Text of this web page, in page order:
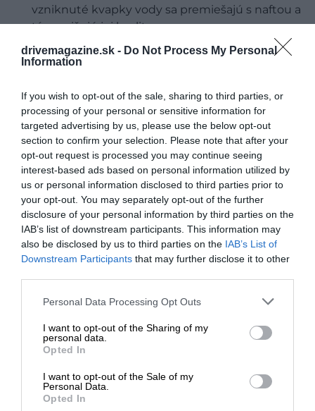
drivemagazine.sk - Do Not Process My Personal
Information
If you wish to opt-out of the sale, sharing to third parties, or
processing of your personal or sensitive information for
targeted advertising by us, please use the below opt-out
section to confirm your selection. Please note that after your
opt-out request is processed you may continue seeing
interest-based ads based on personal information utilized by
us or personal information disclosed to third parties prior to
your opt-out. You may separately opt-out of the further
disclosure of your personal information by third parties on the
IAB’s list of downstream participants. This information may
also be disclosed by us to third parties on the IAB’s List of
Downstream Participants that may further disclose it to other
Please note that this website/app uses one or more Google
not limited to your visit or usage behaviour. You may click to
grant or deny consent to Google and its third-party tags to
use your data for below specified purposes in below Google
consent section.
Personal Data Processing Opt Outs
I want to opt-out of the Sharing of my
personal data.
Opted In
I want to opt-out of the Sale of my
Personal Data.
Opted In
vzniknuté kvapky vody sa premiešajú s naftou a
tým znižujú jej kvalitu.
Je dôležité, aby ste z času na čas naštartovali
Vtedy sa totiž nafta v palivovej nádrži pomieša s
tou, ktorá cirkuluje v zahriatom motore. V istých
intervaloch je vhodné skontrolovať palivový
filter, odstrániť z neho usadeniny a vodu.
Tiež sa odporúča preventívne vyčistenie
palivovej nádrže, najmä pri vozidlách, ktorými
sa veľa jazdí či sú staršej výroby. V nich sa po
istom čase môžu nazhromaždiť usadeniny.
PaliváEVO Plusna čerpacích staniciach Slovnaft
Nová EVOTECH formula sa v týchto palivách stará
automaticky o to, aby sa usadeniny netvorili a
dokonca sa tie existujúce uvoľnili a neznižovali
výkon motora.
Foto: Pixabay